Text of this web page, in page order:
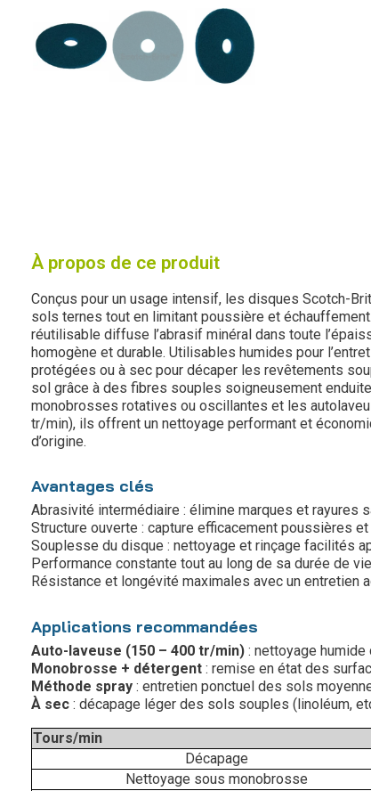
À propos de ce produit
Conçus pour un usage intensif, les disques Scotch-
sols ternes tout en limitant poussière et
réutilisable diffuse l’abrasif minéral dans toute
homogène et durable. Utilisables humides pour
protégées ou à sec pour décaper les revêtements
sol grâce à des fibres souples soigneusement
monobrosses rotatives ou oscillantes et les
tr/min), ils offrent un nettoyage performant et
d’origine.
Avantages clés
Abrasivité intermédiaire : élimine marques et rayures
Structure ouverte : capture efficacement poussières
Souplesse du disque : nettoyage et rinçage facilités
Performance constante tout au long de sa durée de
Résistance et longévité maximales avec un entretien
Applications recommandées
Auto-laveuse (150 – 400 tr/min) : nettoyage
Monobrosse + détergent : remise en état des
Méthode spray : entretien ponctuel des sols
À sec : décapage léger des sols souples (linoléum,
Tours/min
Décapage
Nettoyage sous monobrosse